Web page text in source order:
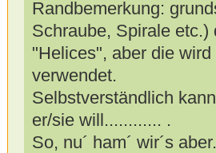
Randbemerkung:
Schraube, Spirale
"Helices", aber die
verwendet.
Selbstverständlich
er/sie will............ .
So, nu´ ham´ wir´s